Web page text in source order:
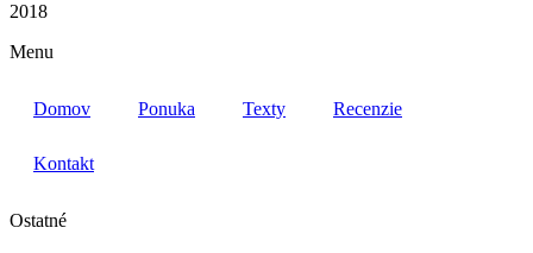
2018
Menu
Domov Ponuka Texty Recenzie
Kontakt
Ostatné